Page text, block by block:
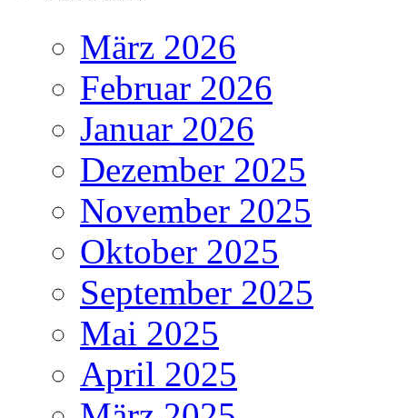
März 2026
Februar 2026
Januar 2026
Dezember 2025
November 2025
Oktober 2025
September 2025
Mai 2025
April 2025